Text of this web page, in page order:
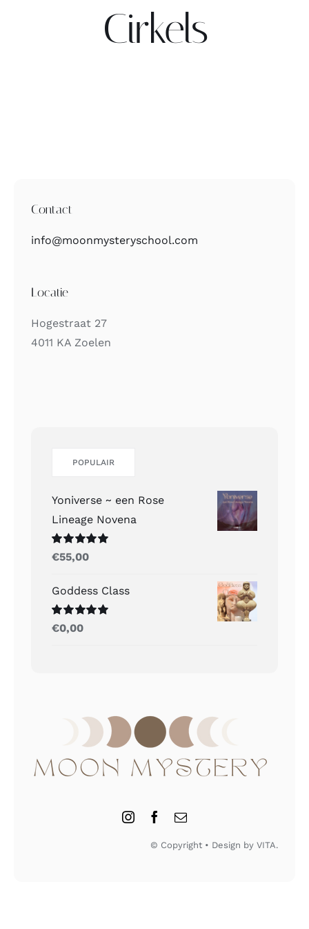
Contact
Cirkels
Contact
info@moonmysteryschool.com
Locatie
Hogestraat 27
4011 KA Zoelen
POPULAIR
Yoniverse ~ een Rose
Lineage Novena
Gewaardeerd
uit 5
€55,00
Goddess Class
Gewaardeerd
5.00
€0,00
© Copyright • Design by VITA.